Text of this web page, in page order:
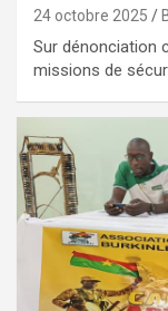
24 octobre 2025
Sur dénonciation
missions de